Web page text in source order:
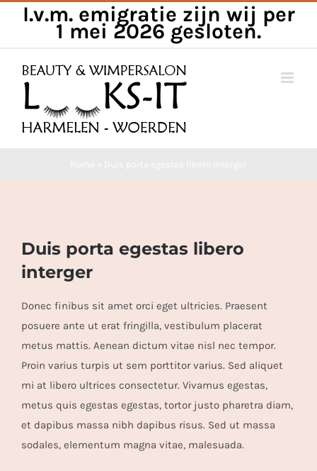
I.v.m. emigratie zijn wij per
1 mei 2026 gesloten.
Larger
Image
Duis porta egestas libero
interger
Donec finibus sit amet orci eget ultricies. Praesent
posuere ante ut erat fringilla, vestibulum placerat
metus mattis. Aenean dictum vitae nisl nec tempor.
Proin varius turpis ut sem porttitor varius. Sed aliquet
mi at libero ultrices consectetur. Vivamus egestas,
metus quis egestas egestas, tortor justo pharetra diam,
et dapibus massa nibh dapibus risus. Sed ut massa
sodales, elementum magna vitae, malesuada.